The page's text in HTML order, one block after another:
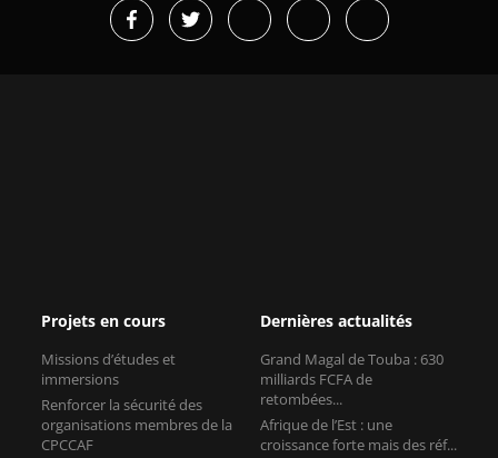
Projets en cours
Missions d’études et
immersions
Renforcer la sécurité des
organisations membres de la
CPCCAF
Dernières actualités
Grand Magal de Touba : 630
milliards FCFA de
retombées...
Afrique de l’Est : une
croissance forte mais des réf...